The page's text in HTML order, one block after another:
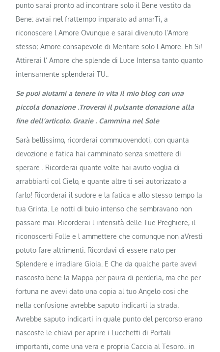
punto sarai pronto ad incontrare solo il Bene vestito da
Bene: avrai nel frattempo imparato ad amarTi, a
riconoscere l Amore Ovunque e sarai divenuto l’Amore
stesso; Amore consapevole di Meritare solo l Amore. Eh Si!
Attirerai l’ Amore che splende di Luce Intensa tanto quanto
intensamente splenderai TU..
Se puoi aiutami a tenere in vita il mio blog con una
piccola donazione .Troverai il pulsante donazione alla
fine dell’articolo. Grazie . Cammina nel Sole
Sarà bellissimo, ricorderai commuovendoti, con quanta
devozione e fatica hai camminato senza smettere di
sperare . Ricorderai quante volte hai avuto voglia di
arrabbiarti col Cielo, e quante altre ti sei autorizzato a
farlo! Ricorderai il sudore e la fatica e allo stesso tempo la
tua Grinta. Le notti di buio intenso che sembravano non
passare mai. Ricorderai l intensità delle Tue Preghiere, il
riconoscerti Folle e l ammettere che comunque non aVresti
potuto fare altrimenti: Ricordavi di essere nato per
Splendere e irradiare Gioia. E Che da qualche parte avevi
nascosto bene la Mappa per paura di perderla, ma che per
fortuna ne avevi dato una copia al tuo Angelo cosi che
nella confusione avrebbe saputo indicarti la strada.
Avrebbe saputo indicarti in quale punto del percorso erano
nascoste le chiavi per aprire i Lucchetti di Portali
importanti, come una vera e propria Caccia al Tesoro.. in